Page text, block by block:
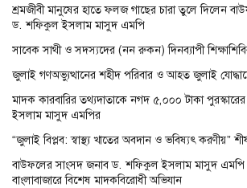
শ্রমজীবী মানুষের হাতে ফলজ গাছের চারা তুলে দিলেন
ড. শফিকুল ইসলাম মাসুদ এমপি
সাবেক সাথী ও সদস্যদের (নন রুকন) দিনব্যাপী
জুলাই গণঅভ্যুত্থানের শহীদ পরিবার ও আহত জুলাই
মাদক কারবারির তথ্যদাতাকে নগদ ৫,০০০ টাকা
ইসলাম মাসুদ এমপির
“জুলাই বিপ্লব: স্বাস্থ্য খাতের অবদান ও ভবিষ্যৎ করণীয়”
বাউফলের সাংসদ জনাব ড. শফিকুল ইসলাম মাসুদ
বাংলাবাজারে বিশেষ মাদকবিরোধী অভিযান